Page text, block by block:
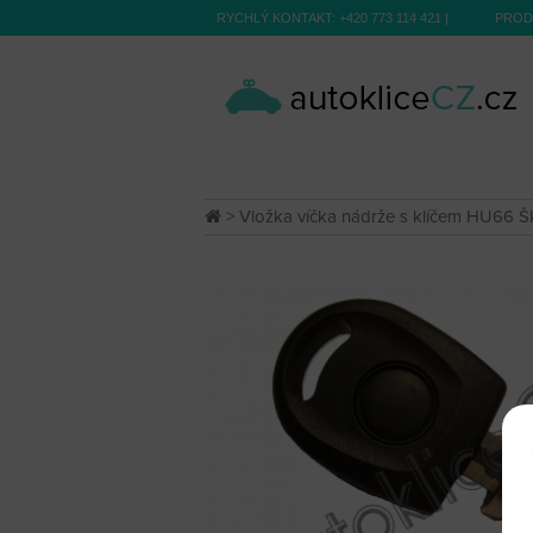
RYCHLÝ KONTAKT: +420 773 114 421 |
> Vložka víčka nádrže s klíčem HU66